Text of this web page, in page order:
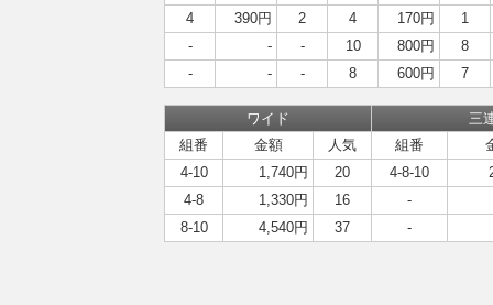
4
390円 2 4 170円
1
-
- - 10 800円
8
-
- - 8 600円 7
ワイド
三
組番
金額 人気 組番
4-10
1,740円 20 4-8-10
4-8
1,330円 16
-
8-10
4,540円 37 -